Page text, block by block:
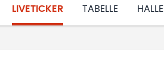
LIVETICKER TABELLE HALLE